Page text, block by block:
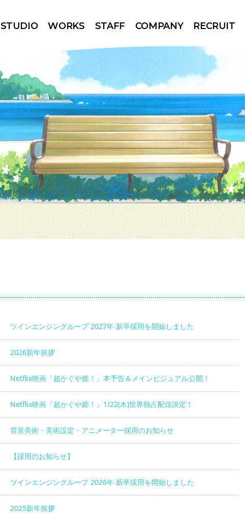
STUDIO WORKS STAFF COMPANY RECRUIT
ツインエンジングループ 2027年 新卒採用を開始しました
2026新年挨拶
Netflix映画『超かぐや姫！』本予告＆メインビジュアル公開！
Netflix映画『超かぐや姫！』1/22(木)世界独占配信決定！
背景美術・美術設定・アニメーター採用のお知らせ
【採用のお知らせ】
ツインエンジングループ 2026年 新卒採用を開始しました
2025新年挨拶